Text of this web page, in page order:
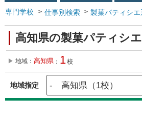
専門学校 仕事別検索 製菓パティシエ
高知県の製菓パティシ
地域： 高知県 ： 1校
地域指定